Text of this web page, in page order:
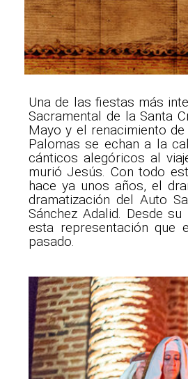
Una de las fiestas más
Sacramental de la Santa
Mayo y el renacimiento
Palomas se echan a la
cánticos alegóricos al
murió Jesús. Con todo
hace ya unos años, el
dramatización del Auto
Sánchez Adalid. Desde
esta representación que
pasado.